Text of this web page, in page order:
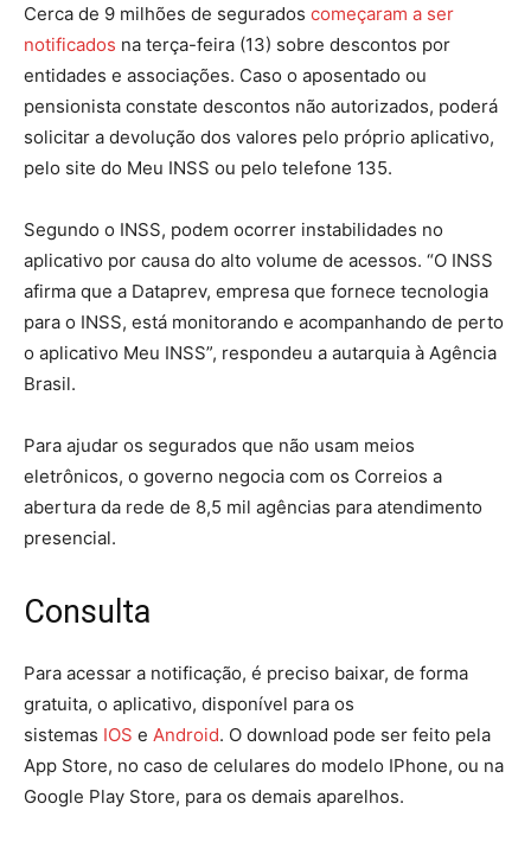
Cerca de 9 milhões de segurados começaram a ser
notificados na terça-feira (13) sobre descontos por
entidades e associações. Caso o aposentado ou
pensionista constate descontos não autorizados, poderá
solicitar a devolução dos valores pelo próprio aplicativo,
pelo site do Meu INSS ou pelo telefone 135.
Segundo o INSS, podem ocorrer instabilidades no
aplicativo por causa do alto volume de acessos. “O INSS
afirma que a Dataprev, empresa que fornece tecnologia
para o INSS, está monitorando e acompanhando de perto
o aplicativo Meu INSS”, respondeu a autarquia à Agência
Brasil.
Para ajudar os segurados que não usam meios
eletrônicos, o governo negocia com os Correios a
abertura da rede de 8,5 mil agências para atendimento
presencial.
Consulta
Para acessar a notificação, é preciso baixar, de forma
gratuita, o aplicativo, disponível para os
sistemas IOS e Android. O download pode ser feito pela
App Store, no caso de celulares do modelo IPhone, ou na
Google Play Store, para os demais aparelhos.